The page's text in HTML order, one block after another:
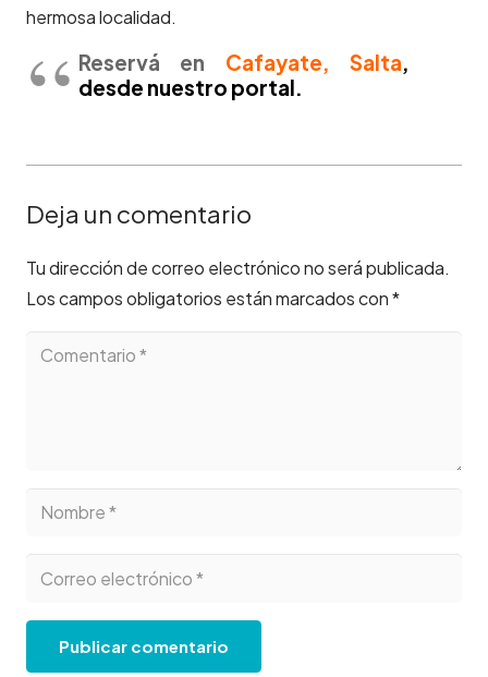
hermosa localidad.
Reservá en Cafayate, Salta,
desde nuestro portal.
Deja un comentario
Tu dirección de correo electrónico no será publicada.
Los campos obligatorios están marcados con*
Publicar comentario